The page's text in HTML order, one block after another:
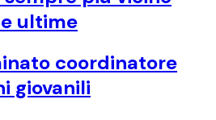
ultime
coordinatore
giovanili